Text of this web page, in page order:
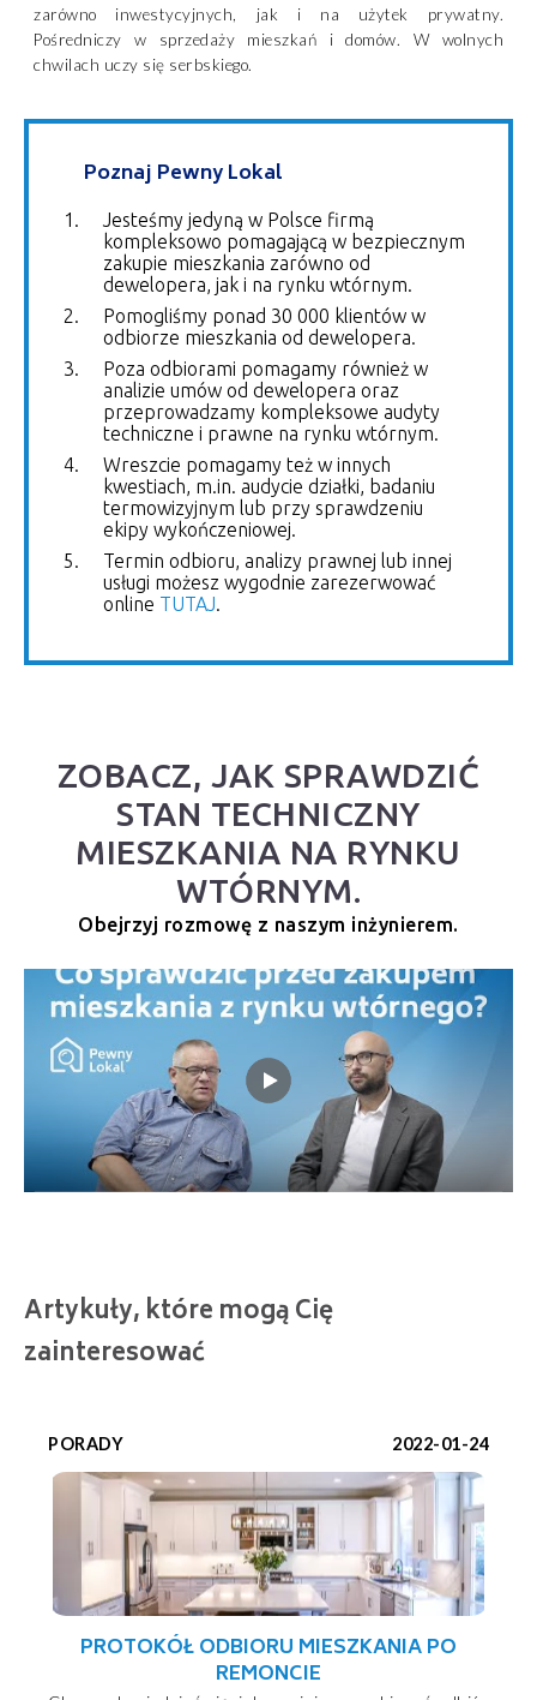
zarówno inwestycyjnych, jak i na użytek prywatny.
Pośredniczy w sprzedaży mieszkań i domów. W wolnych
chwilach uczy się serbskiego.
Poznaj Pewny Lokal
Jesteśmy jedyną w Polsce firmą
kompleksowo pomagającą w bezpiecznym
zakupie mieszkania zarówno od
dewelopera, jak i na rynku wtórnym.
Pomogliśmy ponad 30 000 klientów w
odbiorze mieszkania od dewelopera.
Poza odbiorami pomagamy również w
analizie umów od dewelopera oraz
przeprowadzamy kompleksowe audyty
techniczne i prawne na rynku wtórnym.
Wreszcie pomagamy też w innych
kwestiach, m.in. audycie działki, badaniu
termowizyjnym lub przy sprawdzeniu
ekipy wykończeniowej.
Termin odbioru, analizy prawnej lub innej
usługi możesz wygodnie zarezerwować
online TUTAJ
ZOBACZ, JAK SPRAWDZIĆ
STAN TECHNICZNY
MIESZKANIA NA RYNKU
WTÓRNYM.
Obejrzyj rozmowę z naszym inżynierem.
Artykuły, które mogą Cię
zainteresować
PORADY 2022-01-24
PROTOKÓŁ ODBIORU MIESZKANIA PO
REMONCIE